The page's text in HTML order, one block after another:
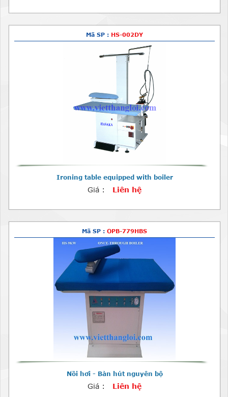
Mã SP : HS-002DY
Ironing table equipped with boiler
Giá : Liên hệ
Mã SP : OPB-779HBS
Nồi hơi - Bàn hút nguyên bộ
Giá : Liên hệ